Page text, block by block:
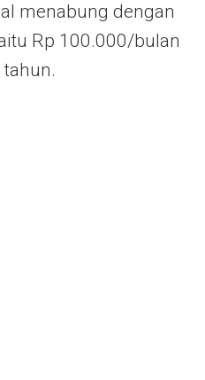
menabung dengan
Rp 100.000/bulan